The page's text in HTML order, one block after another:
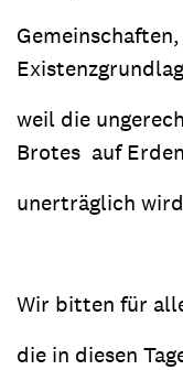
weil die
Brotes auf Erden
unerträglich
Wir bitten für
die in diesen